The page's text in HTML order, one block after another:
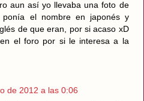
aun así yo llevaba una foto de
el nombre en japonés y
de que eran, por si acaso xD
el foro por si le interesa a la
de 2012 a las 0:06